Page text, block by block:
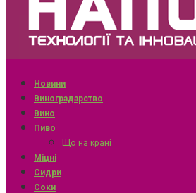
Новини
Виноградарство
Вино
Пиво
Що на крані
Міцні
Сидри
Соки